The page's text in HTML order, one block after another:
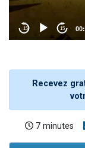
Recevez
7 minutes